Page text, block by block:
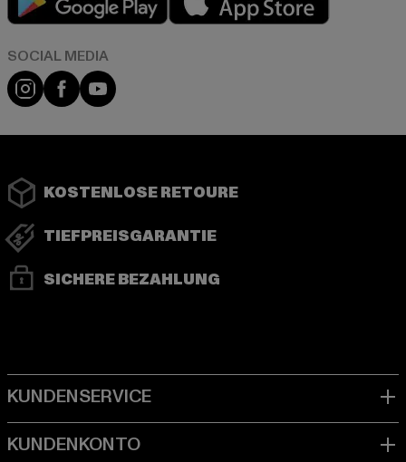
Instagram
FacebookYouTube
KOSTENLOSE RETOURE
TIEFPREISGARANTIE
SICHERE BEZAHLUNG